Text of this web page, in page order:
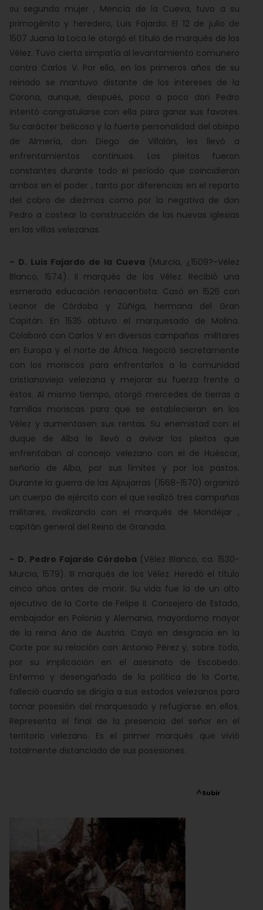
su segunda mujer , Mencía de la Cueva, tuvo a su
primogénito y heredero, Luis Fajardo. El 12 de julio de
1507 Juana la Loca le otorgó el título de marqués de los
Vélez. Tuvo cierta simpatía al levantamiento comunero
contra Carlos V. Por ello, en los primeros años de su
reinado se mantuvo distante de los intereses de la
Corona, aunque, después, poco a poco don Pedro
intentó congratularse con ella para ganar sus favores.
Su carácter belicoso y la fuerte personalidad del obispo
de Almería, don Diego de Villalán, les llevó a
enfrentamientos continuos. Los pleitos fueron
constantes durante todo el período que coincidieron
ambos en el poder , tanto por diferencias en el reparto
del cobro de diezmos como por la negativa de don
Pedro a costear la construcción de las nuevas iglesias
en las villas velezanas.
- D. Luis Fajardo de la Cueva (Murcia, ¿1509?-Vélez
Blanco, 1574). II marqués de los Vélez. Recibió una
esmerada educación renacentista. Casó en 1526 con
Leonor de Córdoba y Zúñiga, hermana del Gran
Capitán. En 1535 obtuvo el marquesado de Molina.
Colaboró con Carlos V en diversas campañas militares
en Europa y el norte de África. Negoció secretamente
con los moriscos para enfrentarlos a la comunidad
cristianovieja velezana y mejorar su fuerza frente a
éstos. Al mismo tiempo, otorgó mercedes de tierras a
familias moriscas para que se establecieran en los
Vélez y aumentasen sus rentas. Su enemistad con el
duque de Alba le llevó a avivar los pleitos que
enfrentaban al concejo velezano con el de Huéscar,
señorío de Alba, por sus límites y por los pastos.
Durante la guerra de las Alpujarras (1568-1570) organizó
un cuerpo de ejército con el que realizó tres campañas
militares, rivalizando con el marqués de Mondéjar ,
capitán general del Reino de Granada.
- D. Pedro Fajardo Córdoba (Vélez Blanco, ca. 1530-
Murcia, 1579). III marqués de los Vélez. Heredó el título
cinco años antes de morir. Su vida fue la de un alto
ejecutivo de la Corte de Felipe II. Consejero de Estado,
embajador en Polonia y Alemania, mayordomo mayor
de la reina Ana de Austria. Cayó en desgracia en la
Corte por su relación con Antonio Pérez y, sobre todo,
por su implicación en el asesinato de Escobedo.
Enfermo y desengañado de la política de la Corte,
falleció cuando se dirigía a sus estados velezanos para
tomar posesión del marquesado y refugiarse en ellos.
Representa el final de la presencia del señor en el
territorio velezano. Es el primer marqués que vivió
totalmente distanciado de sus posesiones.
^Subir